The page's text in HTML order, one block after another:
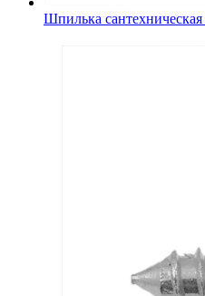
Шпилька сантехническая